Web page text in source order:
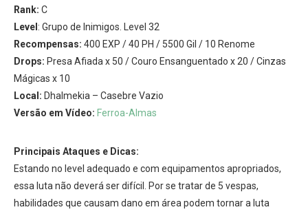
Rank: C
Level : Grupo de Inimigos. Level 32
Recompensas: 400 EXP / 40 PH / 5500 Gil / 10 Renome
Drops: Presa Afiada x 50 / Couro Ensanguentado x 20 / Cinzas
Mágicas x 10
Local: Dhalmekia – Casebre Vazio
Versão em Vídeo: Ferroa-Almas
Principais Ataques e Dicas:
Estando no level adequado e com equipamentos apropriados,
essa luta não deverá ser difícil. Por se tratar de 5 vespas,
habilidades que causam dano em área podem tornar a luta